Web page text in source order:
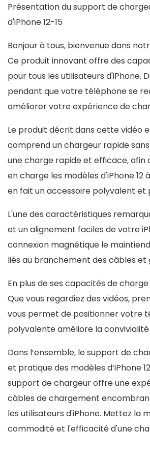
Présentation du support de
d'iPhone 12-15
Bonjour à tous, bienvenue dans
Ce produit innovant offre des
pour tous les utilisateurs d'iPhone.
pendant que votre téléphone se
améliorer votre expérience de
Le produit décrit dans cette vidéo
comprend un chargeur rapide
une charge rapide et efficace, afin
en charge les modèles d'iPhone
en fait un accessoire polyvalent et
L'une des caractéristiques
et un alignement faciles de votre
connexion magnétique le
liés au branchement des câbles
En plus de ses capacités de
Que vous regardiez des vidéos,
vous permet de positionner votre
polyvalente améliore la
Dans l’ensemble, le support de
et pratique des modèles d’iPhone
support de chargeur offre une
câbles de chargement
les utilisateurs d'iPhone. Mettez la
commodité et l'efficacité d'une